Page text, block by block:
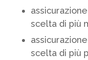
scelta di più
scelta di più